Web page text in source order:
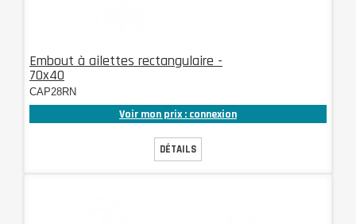
Embout à ailettes rectangulaire -
70x40
CAP28RN
Voir mon prix : connexion
DÉTAILS